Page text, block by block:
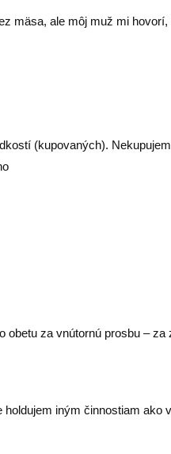
mäsa, ale môj muž mi
(kupovaných).
obetu za vnútornú prosbu –
iným činnostiam ako